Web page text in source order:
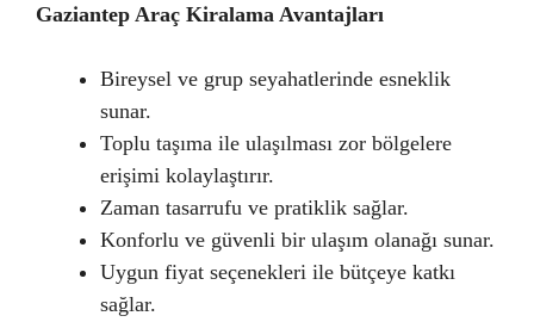
Gaziantep Araç Kiralama Avantajları
Bireysel ve grup seyahatlerinde esneklik
sunar.
Toplu taşıma ile ulaşılması zor bölgelere
erişimi kolaylaştırır.
Zaman tasarrufu ve pratiklik sağlar.
Konforlu ve güvenli bir ulaşım olanağı sunar.
Uygun fiyat seçenekleri ile bütçeye katkı
sağlar.